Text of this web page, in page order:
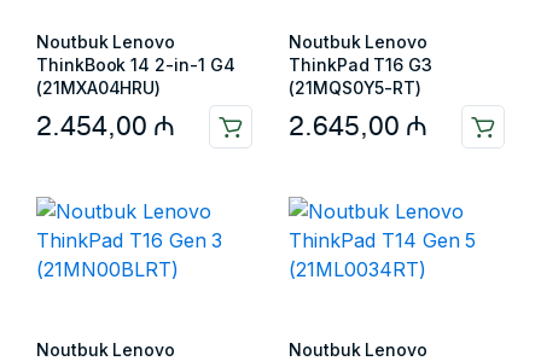
Noutbuk Lenovo
ThinkBook 14 2-in-1 G4
(21MXA04HRU)
2.454,00 ₼
Noutbuk Lenovo
ThinkPad T16 G3
(21MQS0Y5-RT)
2.645,00 ₼
Noutbuk Lenovo
Noutbuk Lenovo